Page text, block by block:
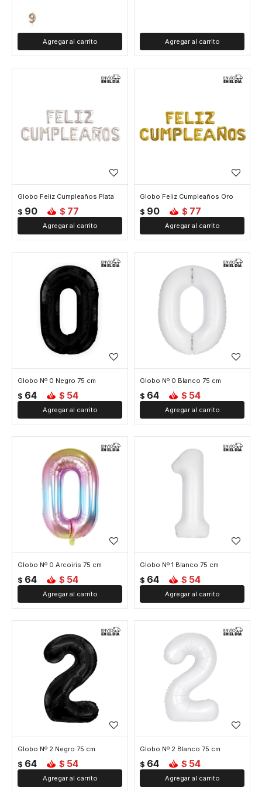
Globo Feliz Cumpleaños Plata
$ 90 $ 77
Globo Feliz Cumpleaños Oro
$ 90 $ 77
Globo Nº 0 Negro 75 cm
$ 64 $ 54
Globo Nº 0 Blanco 75 cm
$ 64 $ 54
Globo Nº 0 Arcoiris 75 cm
$ 64 $ 54
Globo Nº 1 Blanco 75 cm
$ 64 $ 54
Globo Nº 2 Negro 75 cm
$ 64 $ 54
Globo Nº 2 Blanco 75 cm
$ 64 $ 54